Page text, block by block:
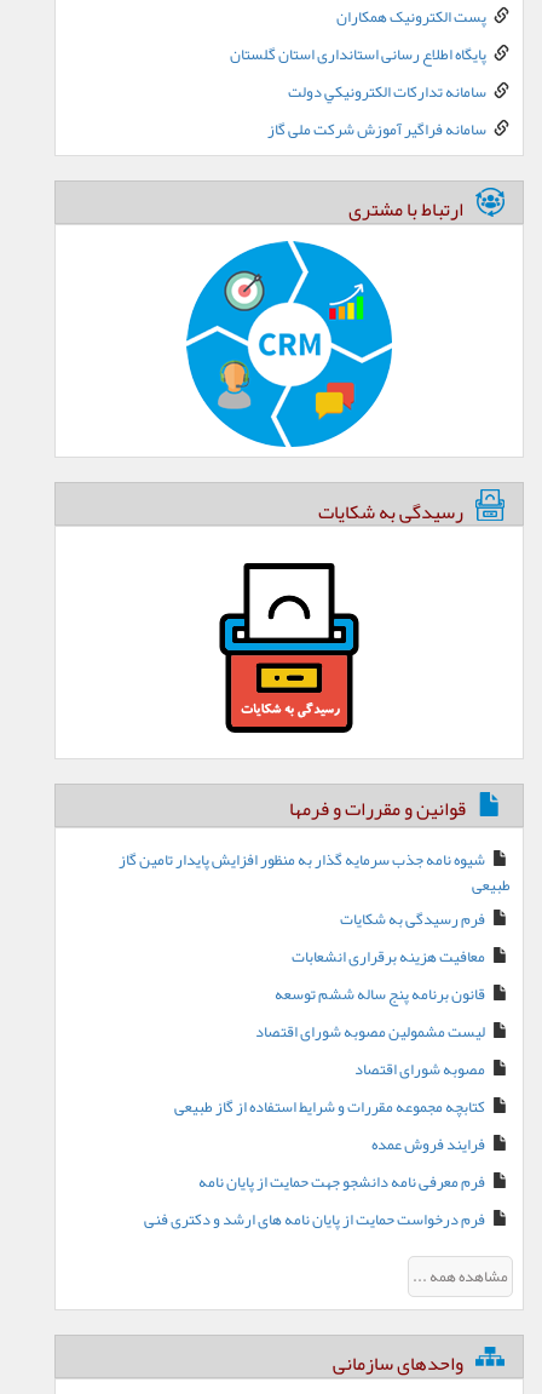
پست الکترونيک همکاران
پایگاه اطلاع رسانی استانداری استان گلستان
سامانه تدارکات الکترونيکي دولت
سامانه فراگیر آموزش شرکت ملی گاز
ارتباط با مشتری
رسیدگی به شکایات
قوانین و مقررات و فرمها
شیوه نامه جذب سرمایه گذار به منظور افزایش پایدار تامین گاز
طبیعی
فرم رسیدگی به شکایات
معافیت هزینه برقراری انشعابات
قانون برنامه پنج ساله ششم توسعه
لیست مشمولین مصوبه شورای اقتصاد
مصوبه شورای اقتصاد
کتابچه مجموعه مقررات و شرایط استفاده از گاز طبیعی
فرایند فروش عمده
فرم معرفی نامه دانشجو جهت حمایت از پایان نامه
فرم درخواست حمایت از پایان نامه های ارشد و دکتری فنی
مشاهده همه ...
واحدهای سازمانی